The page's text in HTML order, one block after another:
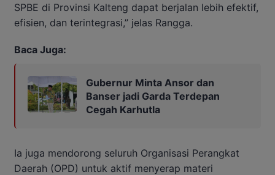
SPBE di Provinsi Kalteng dapat berjalan lebih efektif,
efisien, dan terintegrasi,” jelas Rangga.
Baca Juga:
Gubernur Minta Ansor dan
Banser jadi Garda Terdepan
Cegah Karhutla
Ia juga mendorong seluruh Organisasi Perangkat
Daerah (OPD) untuk aktif menyerap materi